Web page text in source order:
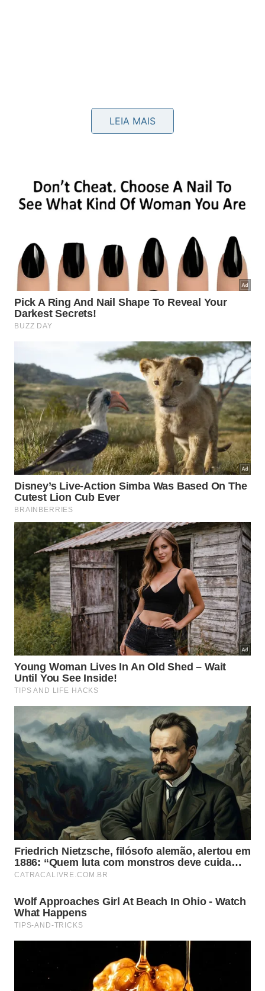
Como fazer pesto no pilão ou no
aroma. Acrescente castanhas, queijo e azeite em fio,
buscando uma textura cremosa, levemente rústica,
verde, equilibrada ebrilhante para servir.
🌿
Pesto fresco sem
aquecer
O segredo está na velocidade
mais verde e perfumado o molho tende a
ficar.
Use pausas curtas, raspe as laterais e
adicione azeite aos poucos até atingir o
ponto.
No liquidificador ou processador, coloque parte do
azeite primeiro, adicione folhas secas e pulse
rapidamente. Pare algumas vezes para raspar as
laterais, evitando aquecer o copo, porque calor
molho fresco.
O passo a passo fica mais seguro assim:
lave o manjericão e seque muito bem antes de
pulse rapidamente em vez de bater por muitos
LEIA MAIS